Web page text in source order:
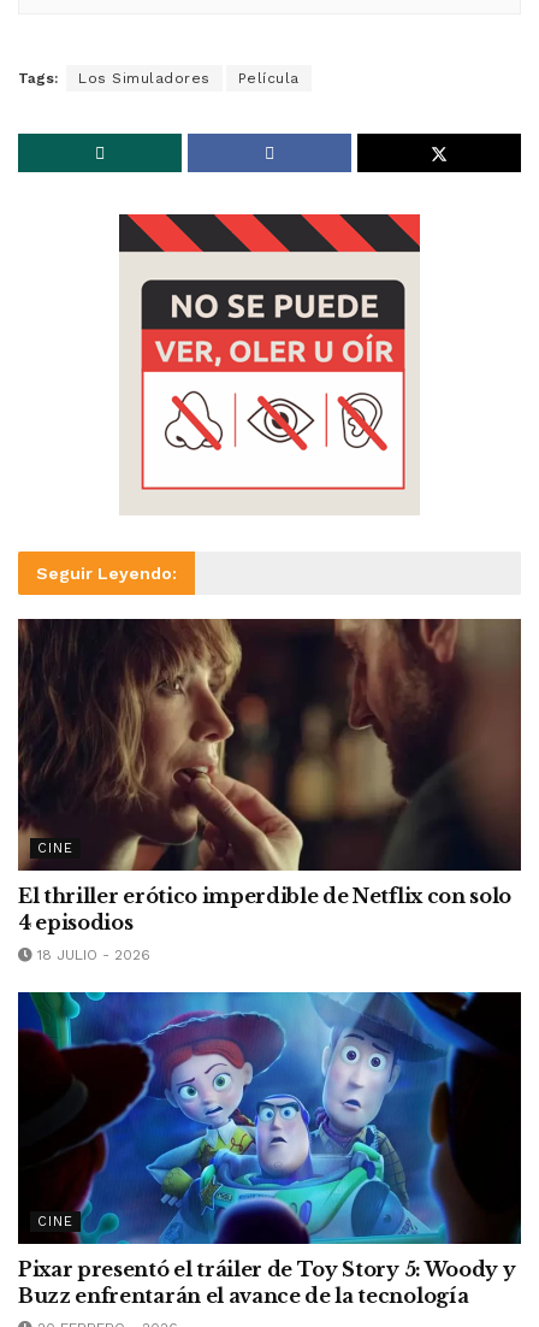
Tags: Los Simuladores Película
Seguir Leyendo:
CINE
El thriller erótico imperdible de Netflix con solo
4 episodios
18 JULIO - 2026
CINE
Pixar presentó el tráiler de Toy Story 5: Woody y
Buzz enfrentarán el avance de la tecnología